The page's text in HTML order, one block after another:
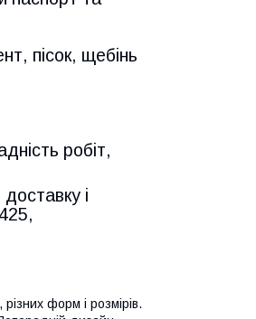
пісок, щебінь
робіт,
і
форм і розмірів.